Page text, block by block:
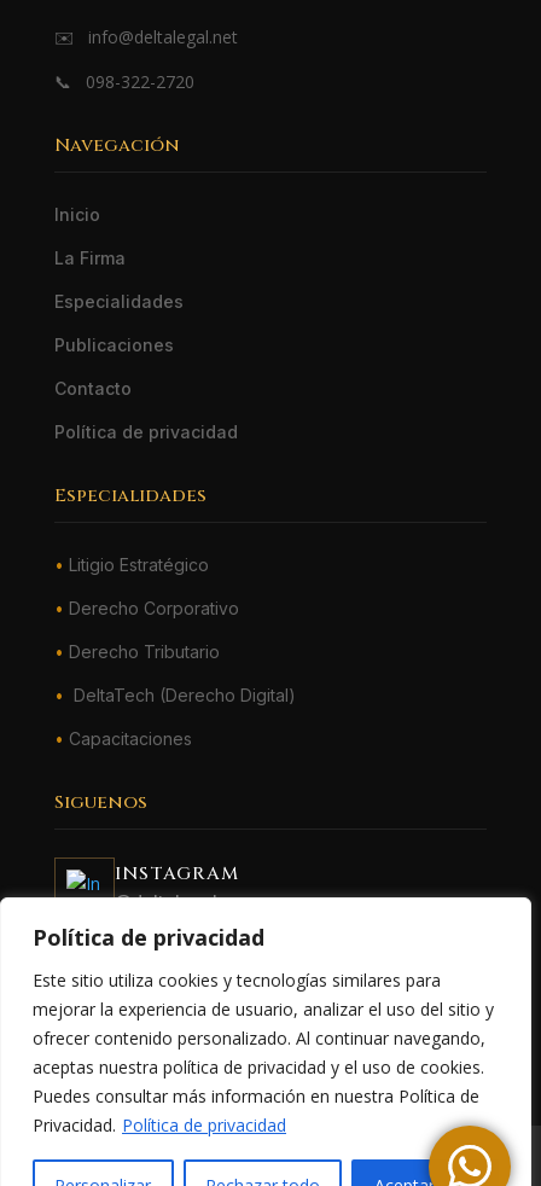
Política de privacidad
Este sitio utiliza cookies y tecnologías similares para
mejorar la experiencia de usuario, analizar el uso del sitio y
ofrecer contenido personalizado. Al continuar navegando,
aceptas nuestra política de privacidad y el uso de cookies.
Puedes consultar más información en nuestra Política de
Privacidad. Política de privacidad
✉️ info@deltalegal.net
📞 098-322-2720
Navegación
Inicio
La Firma
Especialidades
Publicaciones
Contacto
Política de privacidad
Especialidades
• Litigio Estratégico
• Derecho Corporativo
• Derecho Tributario
• DeltaTech (Derecho Digital)
• Capacitaciones
Siguenos
INSTAGRAM
@deltalegal.ec
LINKEDIN
FACEBOOK
Delta Legal
Sitio webdiseñado y desarrolladopor Espectrosoft.©